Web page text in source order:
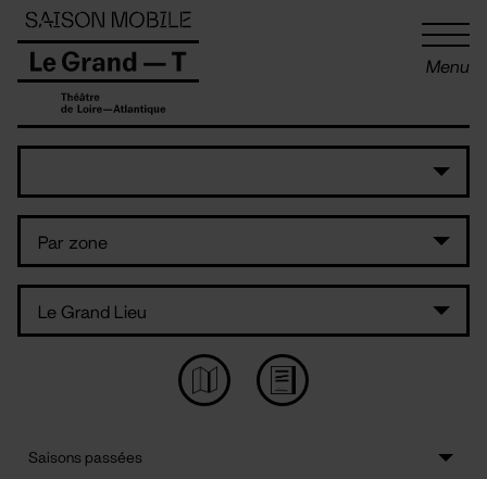
Menu
Panneau de gestion des cookies